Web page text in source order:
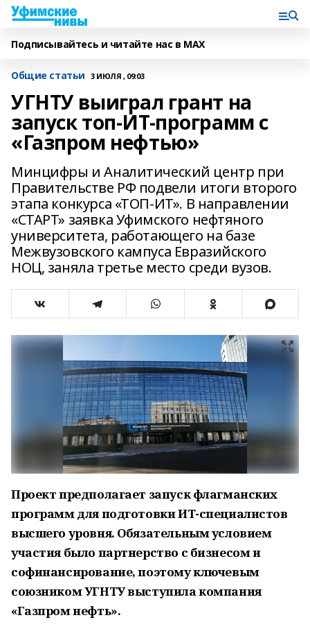
Подписывайтесь и читайте нас в MAX
Общие статьи 3 ИЮЛЯ , 09:03
УГНТУ выиграл грант на
запуск топ-ИТ-программ с
«Газпром нефтью»
Минцифры и Аналитический центр при
Правительстве РФ подвели итоги второго
этапа конкурса «ТОП-ИТ». В направлении
«СТАРТ» заявка Уфимского нефтяного
университета, работающего на базе
Межвузовского кампуса Евразийского
НОЦ, заняла третье место среди вузов.
Проект предполагает запуск флагманских
программ для подготовки ИТ-специалистов
высшего уровня. Обязательным условием
участия было партнерство с бизнесом и
софинансирование, поэтому ключевым
союзником УГНТУ выступила компания
«Газпром нефть».